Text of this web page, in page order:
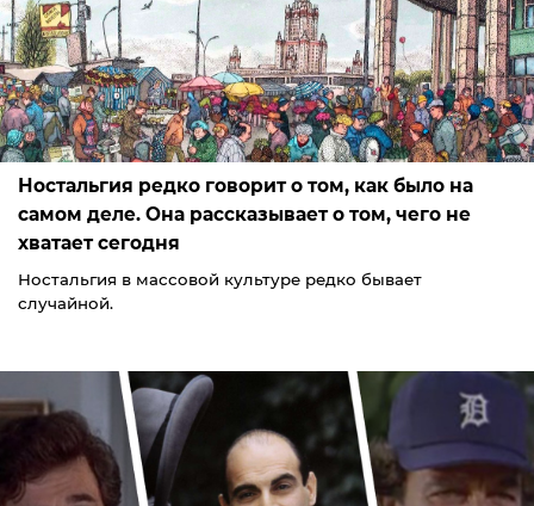
Ностальгия редко говорит о том, как было на
самом деле. Она рассказывает о том, чего не
хватает сегодня
Ностальгия в массовой культуре редко бывает
случайной.